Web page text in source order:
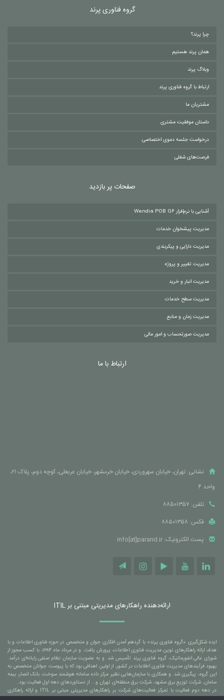
گروه فناوری پرند
چرا پرند؟
همان پرند هستیم
وبلاگ پرند
ارتباط با گروه فناوری پرند
مشتریان ما
داستان موفقیت مشتری
درخواست جلسه دموی اختصاصی
فرصت‌های شغلی
صفحات پر بازدید
آشنایی با نرم‌افزار Wendia POB G6
مدیریت پیشخوان خدمات
مدیریت دارایی و پیکربندی
مدیریت تغییر و پروژه
مدیریت انبار و خرید
مدیریت سطح خدمات
مدیریت زمان و منابع
مدیریت صورتحساب و امور مالی
ارتباط با ما
نشانی: تهران، خیابان سهروردی، خیابان خرمشهر، خیابان عربعلی، کوچه دوم، پلاک ۲۱،
واحد ۴
تلفن: ۸۸۵۰۱۳۵۷
فکس: ۸۸۵۰۱۳۵۸
پست الکترونیک: info[at]parand.ir
ارائه‌دهنده راهکارهای مدیریتی مبتنی بر ITIL
ایده شکل‌گیری «گروه فناوری پرند» با گردهم آمدن افکاری جوان و متخصص در حوزه فناوری اطلاعات و با
هدف ارائه راهکارهای نوین مدیریت فناوری اطلاعات، پرورش یافت. و در مرداد ماه ۱۳۸۴، با کسب مجوز از
شورای عالی انفورماتیک، گروه فناوری پرند تأسیس شد. و به عضویت سازمان نظام صنفی رایانه‌ای درآمد.
بهبود فرآیندهای مدیریت فناوری اطلاعات در کشور، از اولین اهدافی بود که با پیوست جوانان متخصص به
این گروه، پیگیری شد. و همکاری با سازمان‌هایی نظیر مرکز داده سامانه هوشمند سوخت، بانک انصار، بیمه
سامان، شرکت توزیع برق مشهد، شرکت برق منطقه‌ای تهران و... از دستاوردهای دهه اول فعالیت بود.
در دهه دوم فعالیت با تمرکز فعالیت‌های شرکت بر راهکارهای مدیریتی مبتنی بر ITIL و ارائه راهکاری